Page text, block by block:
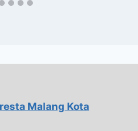
Malang Kota